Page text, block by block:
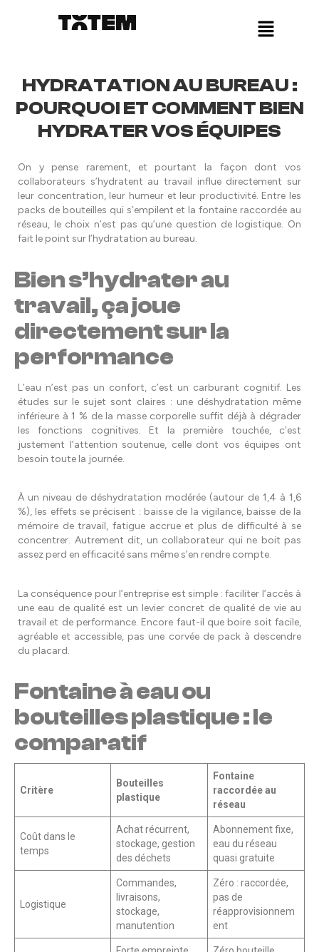
Menu
HYDRATATION AU BUREAU :
POURQUOI ET COMMENT BIEN
HYDRATER VOS ÉQUIPES
On y pense rarement, et pourtant la façon dont vos
collaborateurs s’hydratent au travail influe directement sur
leur concentration, leur humeur et leur productivité. Entre les
packs de bouteilles qui s’empilent et la fontaine raccordée au
réseau, le choix n’est pas qu’une question de logistique. On
fait le point sur l’hydratation au bureau.
Bien s’hydrater au
travail, ça joue
directement sur la
performance
L’eau n’est pas un confort, c’est un carburant cognitif. Les
études sur le sujet sont claires : une déshydratation même
inférieure à 1 % de la masse corporelle suffit déjà à dégrader
les fonctions cognitives. Et la première touchée, c’est
justement l’attention soutenue, celle dont vos équipes ont
besoin toute la journée.
À un niveau de déshydratation modérée (autour de 1,4 à 1,6
%), les effets se précisent : baisse de la vigilance, baisse de la
mémoire de travail, fatigue accrue et plus de difficulté à se
concentrer. Autrement dit, un collaborateur qui ne boit pas
assez perd en efficacité sans même s’en rendre compte.
La conséquence pour l’entreprise est simple : faciliter l’accès à
une eau de qualité est un levier concret de qualité de vie au
travail et de performance. Encore faut-il que boire soit facile,
agréable et accessible, pas une corvée de pack à descendre
du placard.
Fontaine à eau ou
bouteilles plastique : le
comparatif
Critère
Bouteilles
plastique
Fontaine
raccordée au
réseau
Coût dans le
temps
Achat récurrent,
stockage, gestion
des déchets
Abonnement fixe,
eau du réseau
quasi gratuite
Logistique
Commandes,
livraisons,
stockage,
manutention
Zéro : raccordée,
pas de
réapprovisionnem
ent